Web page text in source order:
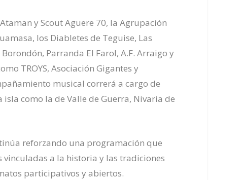
y Scout Aguere 70, la Agrupación
los Diabletes de Teguise, Las
Parranda El Farol, A.F. Arraigo y
TROYS, Asociación Gigantes y
musical correrá a cargo de
como la de Valle de Guerra, Nivaria de
reforzando una programación que
a la historia y las tradiciones
participativos y abiertos.